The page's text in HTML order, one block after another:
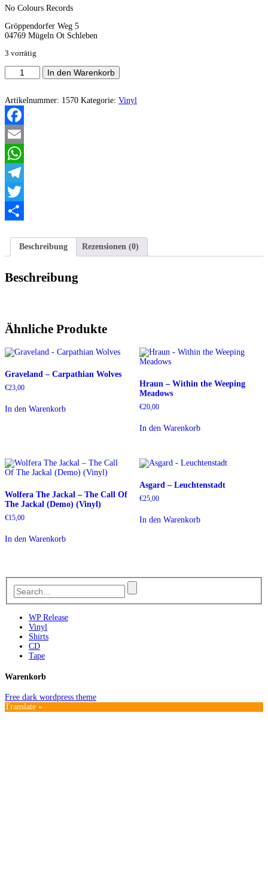
No Colours Records
Gröppendorfer Weg 5
04769 Mügeln Ot Schleben
3 vorrätig
Romuvos
-
Dainas
Menge
In den Warenkorb
Artikelnummer: 1570 Kategorie: Vinyl
Facebook
Email
WhatsApp
Telegram
Twitter
Beschreibung
Rezensionen (0)
Beschreibung
Ähnliche Produkte
Graveland – Carpathian Wolves
€23,00
In den Warenkorb
Hraun – Within the Weeping
Meadows
€20,00
In den Warenkorb
Wolfera The Jackal ‎– The Call Of
The Jackal (Demo) (Vinyl)
€15,00
In den Warenkorb
Asgard – Leuchtenstadt
€25,00
In den Warenkorb
WP Release
Vinyl
Shirts
CD
Tape
Warenkorb
Free dark wordpress theme
Translate »